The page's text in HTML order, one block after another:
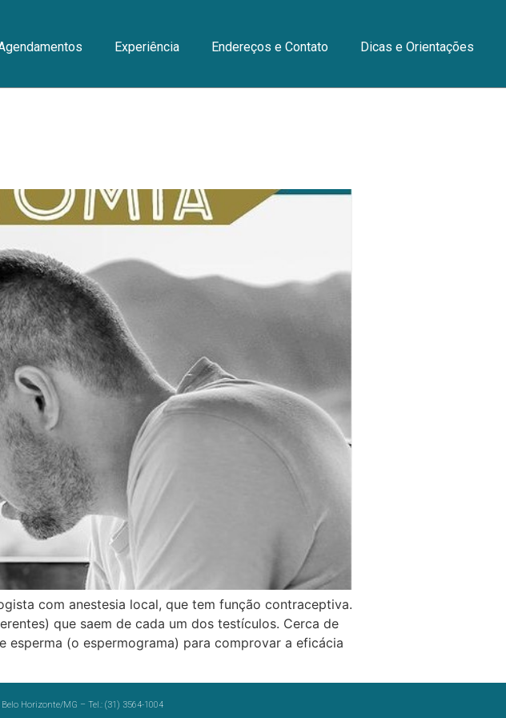
Experiência Endereços e Contato Dicas e Orientações
com anestesia local, que tem função contraceptiva.
que saem de cada um dos testículos. Cerca de
(o espermograma) para comprovar a eficácia
Horizonte/MG – Tel.: (31) 3564-1004